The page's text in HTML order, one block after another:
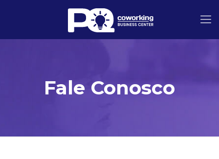
Fale Conosco